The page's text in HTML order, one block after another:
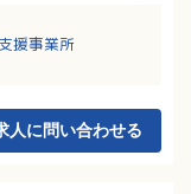
やすいです！
あります！
援事業所
人に問い合わせる